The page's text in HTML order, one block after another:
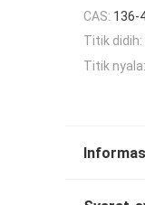
CAS: 136-
Titik didih:
Titik nyala: